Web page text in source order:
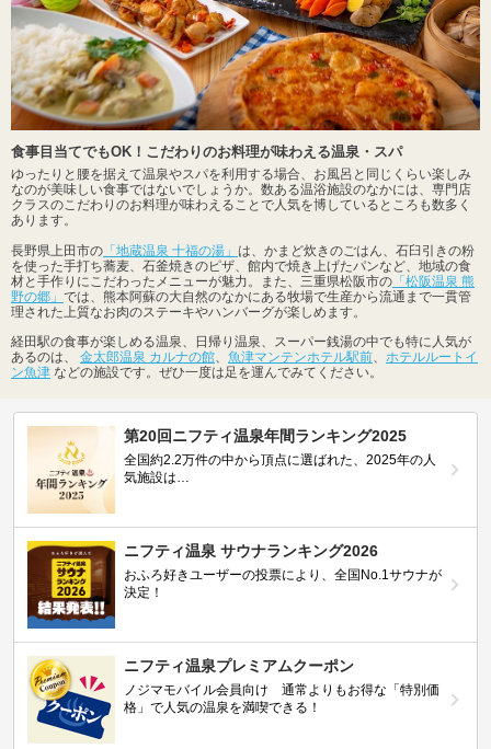
食事目当てでもOK！こだわりのお料理が味わえる温泉・スパ
ゆったりと腰を据えて温泉やスパを利用する場合、お風呂と同じくらい楽しみ
なのが美味しい食事ではないでしょうか。数ある温浴施設のなかには、専門店
クラスのこだわりのお料理が味わえることで人気を博しているところも数多く
あります。
長野県上田市の 「地蔵温泉 十福の湯」 は、かまど炊きのごはん、石臼引きの粉
を使った手打ち蕎麦、石釜焼きのピザ、館内で焼き上げたパンなど、地域の食
材と手作りにこだわったメニューが魅力。また、三重県松阪市の 「松阪温泉 熊
野の郷」 では、熊本阿蘇の大自然のなかにある牧場で生産から流通まで一貫管
理された上質なお肉のステーキやハンバーグが楽しめます。
経田駅の食事が楽しめる温泉、日帰り温泉、スーパー銭湯の中でも特に人気が
あるのは、 金太郎温泉 カルナの館 魚津マンテンホテル駅前
ホテルルートイ
ン魚津 などの施設です。ぜひ一度は足を運んでみてください。
第20回ニフティ温泉年間ランキング2025
全国約2.2万件の中から頂点に選ばれた、2025年の人
気施設は…
ニフティ温泉 サウナランキング2026
おふろ好きユーザーの投票により、全国No.1サウナが
決定！
ニフティ温泉プレミアムクーポン
ノジマモバイル会員向け 通常よりもお得な「特別価
格」で人気の温泉を満喫できる！